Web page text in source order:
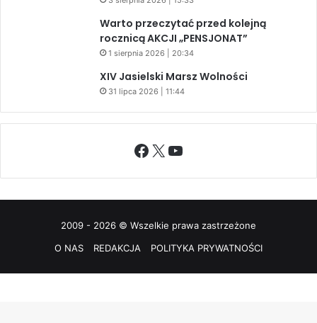
Warto przeczytać przed kolejną
rocznicą AKCJI „PENSJONAT”
1 sierpnia 2026 | 20:34
XIV Jasielski Marsz Wolności
31 lipca 2026 | 11:44
Facebook
X YouTube
2009 - 2026 © Wszelkie prawa zastrzeżone
O NAS
REDAKCJA POLITYKA PRYWATNOŚCI